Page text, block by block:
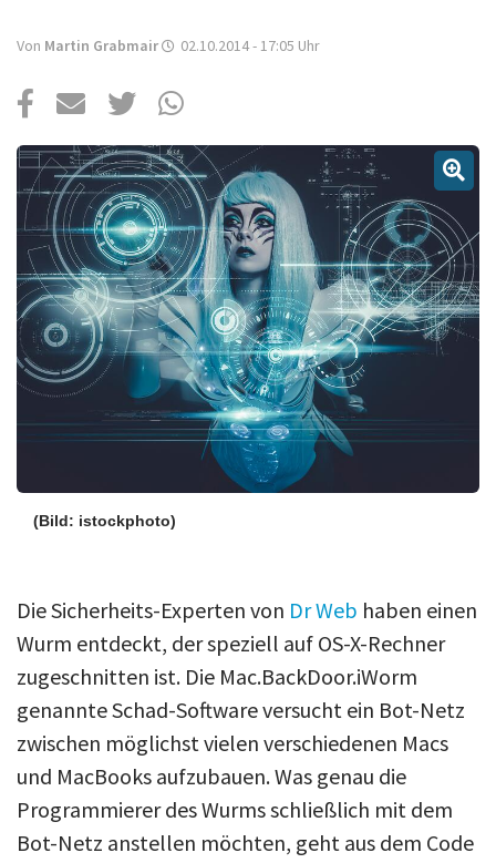
Anmelden
Von Martin Grabmair 02.10.2014 - 17:05 Uhr
(Bild: istockphoto)
Die Sicherheits-Experten von Dr Web haben einen
Wurm entdeckt, der speziell auf OS-X-Rechner
zugeschnitten ist. Die Mac.BackDoor.iWorm
genannte Schad-Software versucht ein Bot-Netz
zwischen möglichst vielen verschiedenen Macs
und MacBooks aufzubauen. Was genau die
Programmierer des Wurms schließlich mit dem
Bot-Netz anstellen möchten, geht aus dem Code